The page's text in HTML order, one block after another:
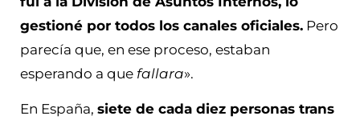
gestioné por todos los canales oficiales. Pero
parecía que, en ese proceso, estaban
esperando a que fallara».
En España, siete de cada diez personas trans